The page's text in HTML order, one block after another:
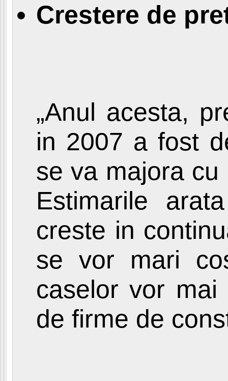
Crestere de
„Anul acesta,
in 2007 a fost
se va majora cu
Estimarile
creste in
se vor mari
caselor vor
de firme de